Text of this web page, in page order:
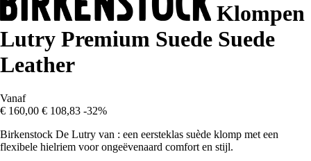
Klompen
Lutry Premium Suede Suede
Leather
Vanaf
€ 160,00 € 108,83 -32%
Birkenstock De Lutry van : een eersteklas suède klomp met een
flexibele hielriem voor ongeëvenaard comfort en stijl.